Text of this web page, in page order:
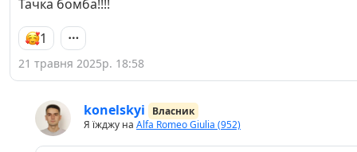
Тачка бомба!!!!
1
21 травня 2025р. 18:58
konelskyi
Власник
Я їжджу на Alfa Romeo Giulia (952)